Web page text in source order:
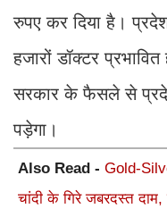
रुपए कर दिया है।
हजारों डॉक्टर
सरकार के फैसले से
पड़ेगा।
Also Read - Gold-
चांदी के गिरे जबरदस्त